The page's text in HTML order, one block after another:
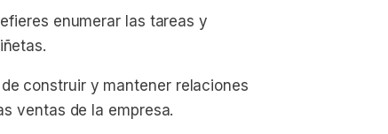
enumerar las tareas y
construir y mantener relaciones
ventas de la empresa.